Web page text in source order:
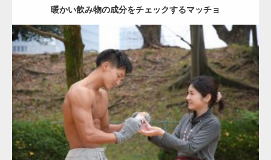
暖かい飲み物の成分をチェックするマッチョ
Update:2021.07.8
Category:公園のマッチョ その他 AKIHITO(細マッチョ) 上腕三頭筋
肩
ダウンロード